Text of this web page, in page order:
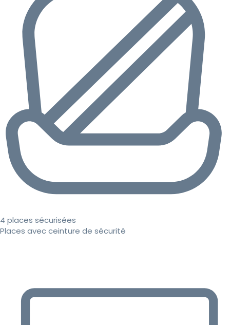
4 places sécurisées
Places avec ceinture de sécurité